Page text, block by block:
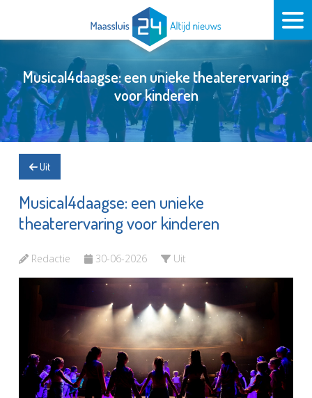
Musical4daagse: een unieke theaterervaring
voor kinderen
Uit
Musical4daagse: een unieke
theaterervaring voor kinderen
Redactie 30-06-2026 Uit